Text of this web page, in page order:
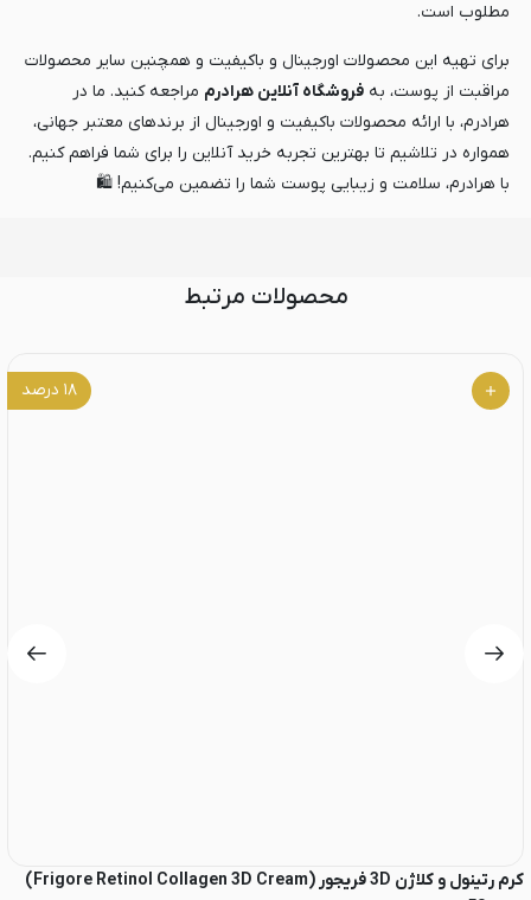
مطلوب است.
برای تهیه این محصولات اورجینال و باکیفیت و همچنین سایر محصولات
مراقبت از پوست، به فروشگاه آنلاین هرادرم مراجعه کنید. ما در
هرادرم، با ارائه محصولات باکیفیت و اورجینال از برندهای معتبر جهانی،
همواره در تلاشیم تا بهترین تجربه خرید آنلاین را برای شما فراهم کنیم.
با هرادرم، سلامت و زیبایی پوست شما را تضمین می‌کنیم! 🛍️
محصولات مرتبط
۱۸درصد
کرم رتینول و کلاژن 3D فریجور (Frigore Retinol Collagen 3D Cream)